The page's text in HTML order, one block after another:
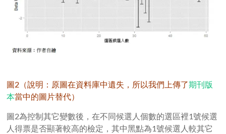
圖2（說明：原圖在資料庫中遺失，所以我們上傳了期刊版
本當中的圖片替代）
圖2為控制其它變數後，在不同候選人個數的選區裡1號候選
人得票是否顯著較高的檢定，其中黑點為1號候選人較其它